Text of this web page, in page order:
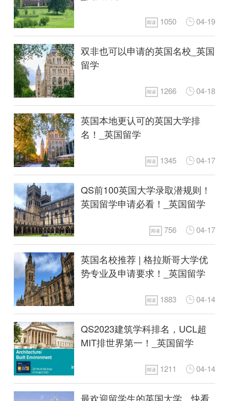
阅读 1050 04-19
双非也可以申请的英国名校_英国
留学
阅读 1266 04-18
英国本地更认可的英国大学排
名！_英国留学
阅读 1345 04-17
QS前100英国大学录取潜规则！
英国留学申请必看！_英国留学
阅读 756 04-17
英国名校推荐 | 格拉斯哥大学优
势专业及申请要求！_英国留学
阅读 1883 04-14
QS2023建筑学科排名，UCL超
MIT排世界第一！_英国留学
阅读 1211 04-14
最欢迎留学生的英国大学，快看